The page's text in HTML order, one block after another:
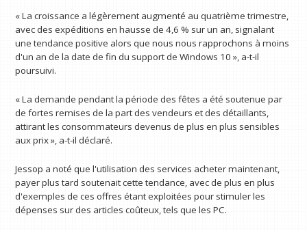
« La croissance a légèrement augmenté au quatrième trimestre,
avec des expéditions en hausse de 4,6 % sur un an, signalant
une tendance positive alors que nous nous rapprochons à moins
d'un an de la date de fin du support de Windows 10 », a-t-il
poursuivi.
« La demande pendant la période des fêtes a été soutenue par
de fortes remises de la part des vendeurs et des détaillants,
attirant les consommateurs devenus de plus en plus sensibles
aux prix », a-t-il déclaré.
Jessop a noté que l'utilisation des services acheter maintenant,
payer plus tard soutenait cette tendance, avec de plus en plus
d'exemples de ces offres étant exploitées pour stimuler les
dépenses sur des articles coûteux, tels que les PC.